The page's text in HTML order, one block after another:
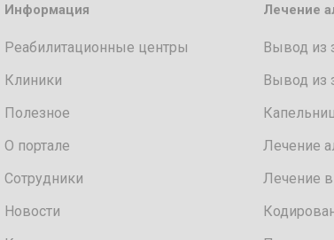
Информация
Реабилитационные центры
Клиники
Полезное
О портале
Сотрудники
Новости
Лечение
Вывод из
Вывод из
Лечение
Лечение